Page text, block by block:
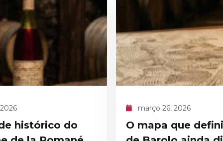
2026
que definiu o cru
março 26, 2026
Vinhos para a